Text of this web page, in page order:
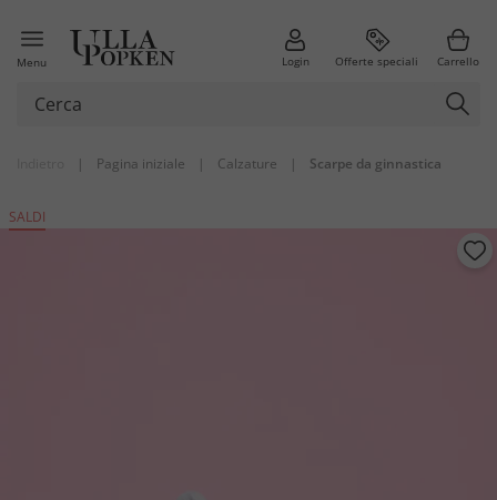
Menu Login Offerte speciali Carrello
| Pagina iniziale | Calzature | Scarpe da ginnastica
SALDI